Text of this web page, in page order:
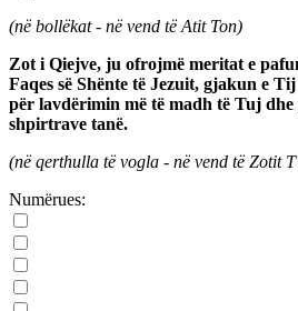
(në bollëkat - në vend të Atit Ton)
Zot i Qiejve, ju ofrojmë meritat e
Faqes së Shënte të Jezuit, gjakun e
për lavdërimin më të madh të Tuj dhe
shpirtrave tanë.
(në qerthulla të vogla - në vend të Zotit
Numërues: